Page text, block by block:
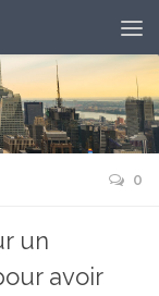
0
un
avoir